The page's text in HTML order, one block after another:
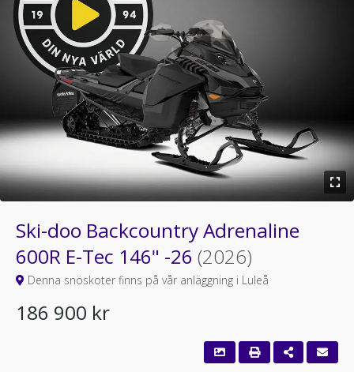
Ski-doo Backcountry Adrenaline
600R E-Tec 146" -26 (2026)
Denna snöskoter finns på vår anläggning i Luleå
186 900 kr